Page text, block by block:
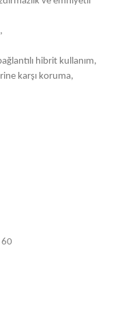
hibrit kullanım,
karşı koruma,
60